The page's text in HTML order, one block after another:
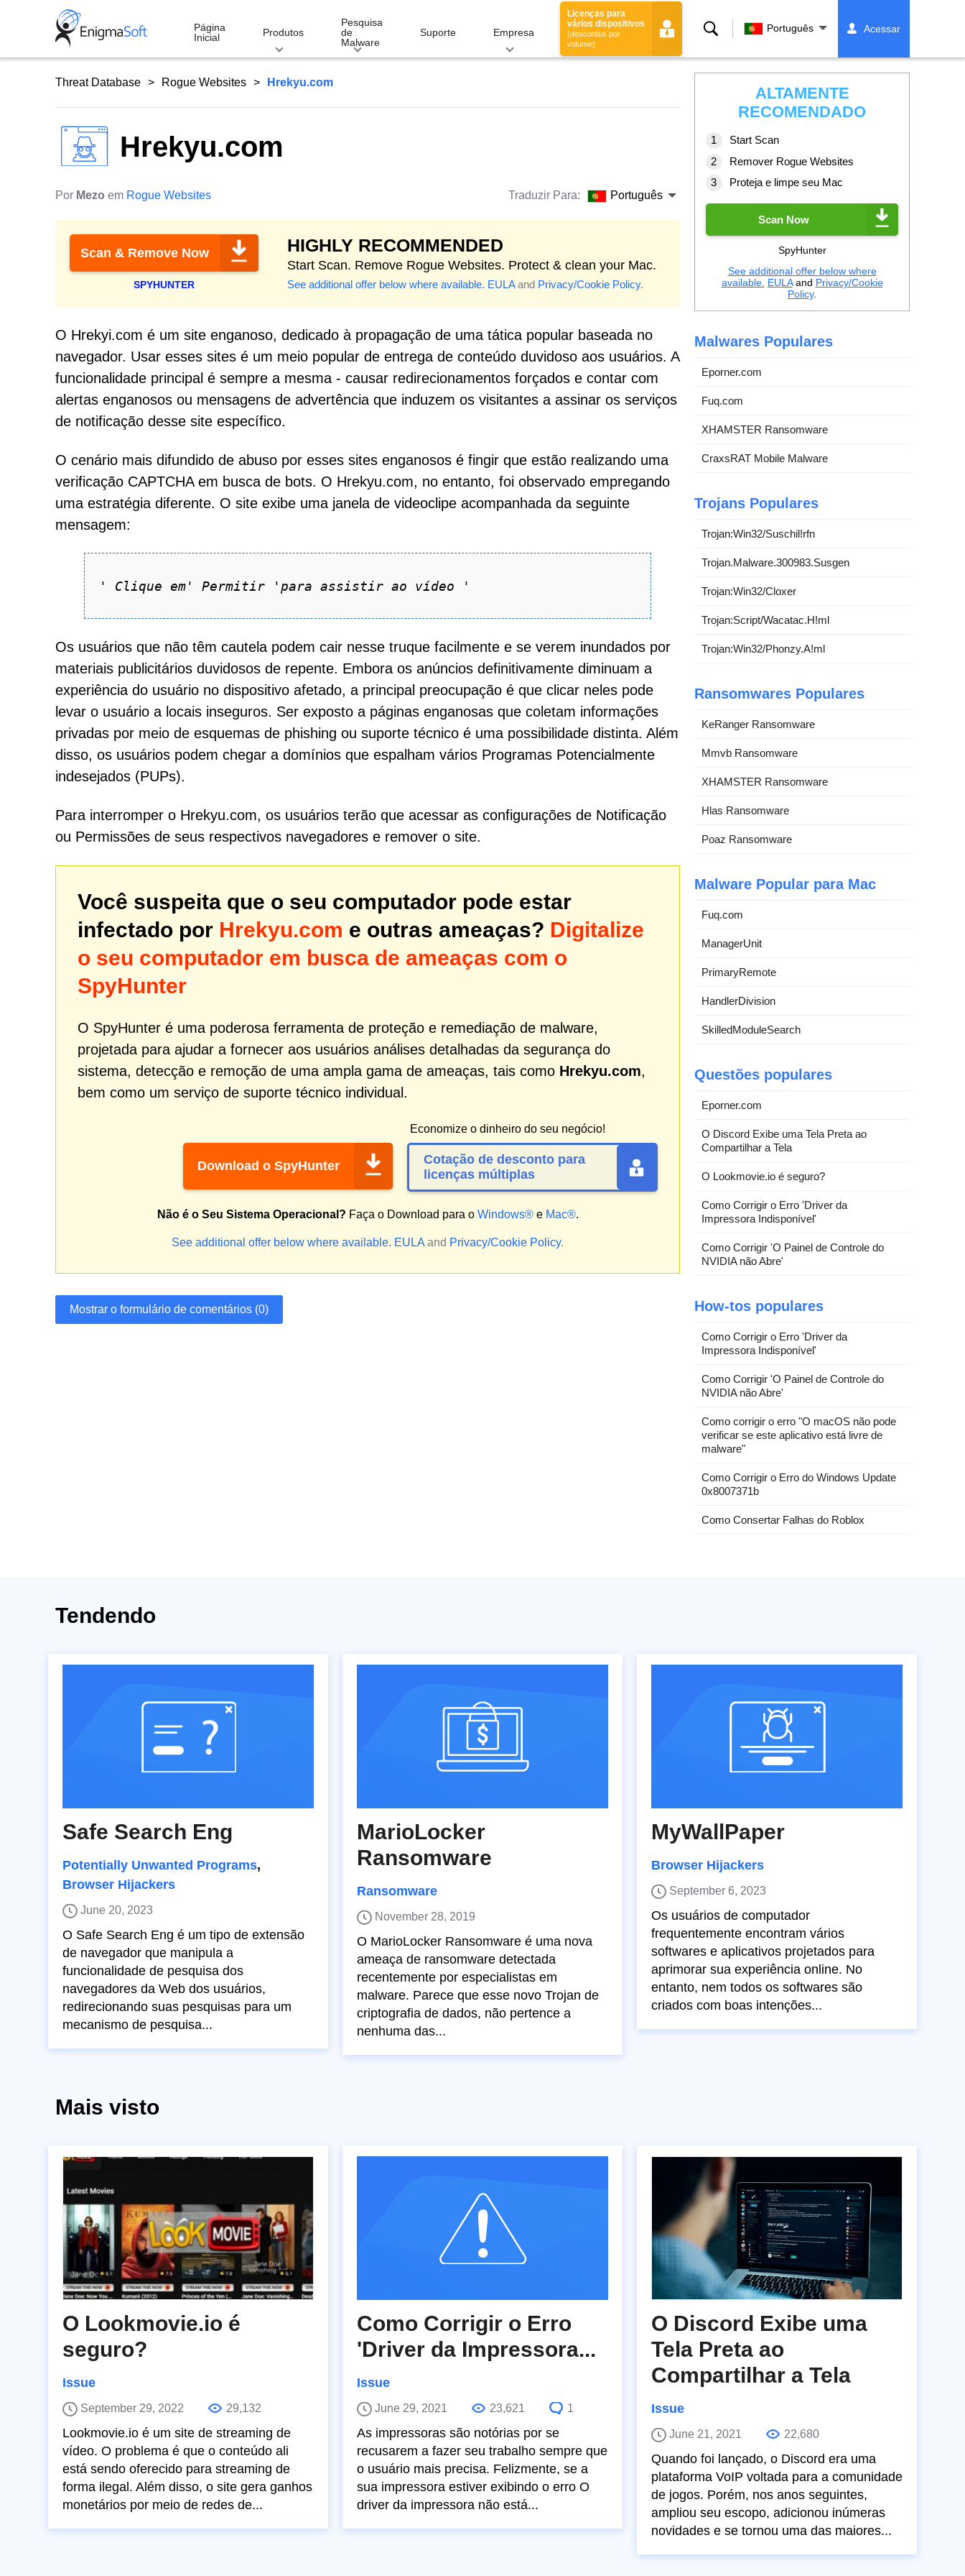
Página
Inicial
Produtos
Pesquisa
de
Malware
Suporte Empresa
Licenças para
vários dispositivos
(descontos por
volume)
Buscar Português Acessar
Threat Database Rogue Websites Hrekyu.com
Hrekyu.com
Por Mezo em Rogue Websites Traduzir Para: Português
Scan & Remove Now
SPYHUNTER
HIGHLY RECOMMENDED
Start Scan. Remove Rogue Websites. Protect & clean your Mac.
See additional offer below where available. EULAand Privacy/Cookie Policy.
O Hrekyi.com é um site enganoso, dedicado à propagação de uma tática popular baseada no
navegador. Usar esses sites é um meio popular de entrega de conteúdo duvidoso aos usuários. A
funcionalidade principal é sempre a mesma - causar redirecionamentos forçados e contar com
alertas enganosos ou mensagens de advertência que induzem os visitantes a assinar os serviços
de notificação desse site específico.
O cenário mais difundido de abuso por esses sites enganosos é fingir que estão realizando uma
verificação CAPTCHA em busca de bots. O Hrekyu.com, no entanto, foi observado empregando
uma estratégia diferente. O site exibe uma janela de videoclipe acompanhada da seguinte
mensagem:
' Clique em' Permitir 'para assistir ao vídeo '
Os usuários que não têm cautela podem cair nesse truque facilmente e se verem inundados por
materiais publicitários duvidosos de repente. Embora os anúncios definitivamente diminuam a
experiência do usuário no dispositivo afetado, a principal preocupação é que clicar neles pode
levar o usuário a locais inseguros. Ser exposto a páginas enganosas que coletam informações
privadas por meio de esquemas de phishing ou suporte técnico é uma possibilidade distinta. Além
disso, os usuários podem chegar a domínios que espalham vários Programas Potencialmente
indesejados (PUPs).
Para interromper o Hrekyu.com, os usuários terão que acessar as configurações de Notificação
ou Permissões de seus respectivos navegadores e remover o site.
Você suspeita que o seu computador pode estar
infectado por Hrekyu.com e outras ameaças? Digitalize
o seu computador em busca de ameaças com o
SpyHunter
O SpyHunter é uma poderosa ferramenta de proteção e remediação de malware,
projetada para ajudar a fornecer aos usuários análises detalhadas da segurança do
sistema, detecção e remoção de uma ampla gama de ameaças, tais como Hrekyu.com,
bem como um serviço de suporte técnico individual.
Download o SpyHunter
Economize o dinheiro do seu negócio!
Cotação de desconto para
licenças múltiplas
Não é o Seu Sistema Operacional? Faça o Download para o Windows®e Mac®.
See additional offer below where available. EULA and Privacy/Cookie Policy.
Mostrar o formulário de comentários (0)
ALTAMENTE
RECOMENDADO
Start Scan
Remover Rogue Websites
Proteja e limpe seu Mac
Scan Now
SpyHunter
See additional offer below where
available. EULAand Privacy/Cookie
Policy.
Malwares Populares
Eporner.com
Fuq.com
XHAMSTER Ransomware
CraxsRAT Mobile Malware
Trojans Populares
Trojan:Win32/Suschil!rfn
Trojan.Malware.300983.Susgen
Trojan:Win32/Cloxer
Trojan:Script/Wacatac.H!ml
Trojan:Win32/Phonzy.A!ml
Ransomwares Populares
KeRanger Ransomware
Mmvb Ransomware
XHAMSTER Ransomware
Hlas Ransomware
Poaz Ransomware
Malware Popular para Mac
Fuq.com
ManagerUnit
PrimaryRemote
HandlerDivision
SkilledModuleSearch
Questões populares
Eporner.com
O Discord Exibe uma Tela Preta ao
Compartilhar a Tela
O Lookmovie.io é seguro?
Como Corrigir o Erro 'Driver da
Impressora Indisponível'
Como Corrigir 'O Painel de Controle do
NVIDIA não Abre'
How-tos populares
Como Corrigir o Erro 'Driver da
Impressora Indisponível'
Como Corrigir 'O Painel de Controle do
NVIDIA não Abre'
Como corrigir o erro "O macOS não pode
verificar se este aplicativo está livre de
malware"
Como Corrigir o Erro do Windows Update
0x8007371b
Como Consertar Falhas do Roblox
Tendendo
Safe Search Eng
Potentially Unwanted Programs,
Browser Hijackers
June 20, 2023
O Safe Search Eng é um tipo de extensão
de navegador que manipula a
funcionalidade de pesquisa dos
navegadores da Web dos usuários,
redirecionando suas pesquisas para um
mecanismo de pesquisa...
MarioLocker
Ransomware
Ransomware
November 28, 2019
O MarioLocker Ransomware é uma nova
ameaça de ransomware detectada
recentemente por especialistas em
malware. Parece que esse novo Trojan de
criptografia de dados, não pertence a
nenhuma das...
MyWallPaper
Browser Hijackers
September 6, 2023
Os usuários de computador
frequentemente encontram vários
softwares e aplicativos projetados para
aprimorar sua experiência online. No
entanto, nem todos os softwares são
criados com boas intenções...
Mais visto
O Lookmovie.io é
seguro?
Issue
September 29, 2022 29,132
Lookmovie.io é um site de streaming de
vídeo. O problema é que o conteúdo ali
está sendo oferecido para streaming de
forma ilegal. Além disso, o site gera ganhos
monetários por meio de redes de...
Como Corrigir o Erro
'Driver da Impressora...
Issue
June 29, 2021 23,621 1
As impressoras são notórias por se
recusarem a fazer seu trabalho sempre que
o usuário mais precisa. Felizmente, se a
sua impressora estiver exibindo o erro O
driver da impressora não está...
O Discord Exibe uma
Tela Preta ao
Compartilhar a Tela
Issue
June 21, 2021 22,680
Quando foi lançado, o Discord era uma
plataforma VoIP voltada para a comunidade
de jogos. Porém, nos anos seguintes,
ampliou seu escopo, adicionou inúmeras
novidades e se tornou uma das maiores...